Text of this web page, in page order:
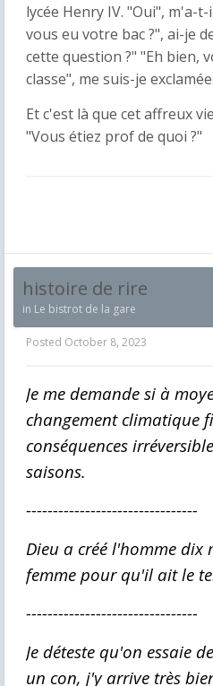
lycée Henry IV. "Oui", m'a-
vous eu votre bac ?", ai-je
cette question ?" "Eh bien,
classe", me suis-je exclamée.
Et c'est là que cet affreux
"Vous étiez prof de quoi ?"
histoire de rire
in Le bistrot de la gare
Posted October 8, 2023
Je me demande si à
changement climatique
conséquences
saisons.
--------------------------------
Dieu a créé l'homme dix
femme pour qu'il ait le
--------------------------------
Je déteste qu'on essaie
un con, j'y arrive très